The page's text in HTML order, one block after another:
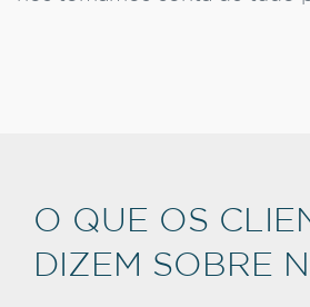
O QUE OS
DIZEM SOBRE